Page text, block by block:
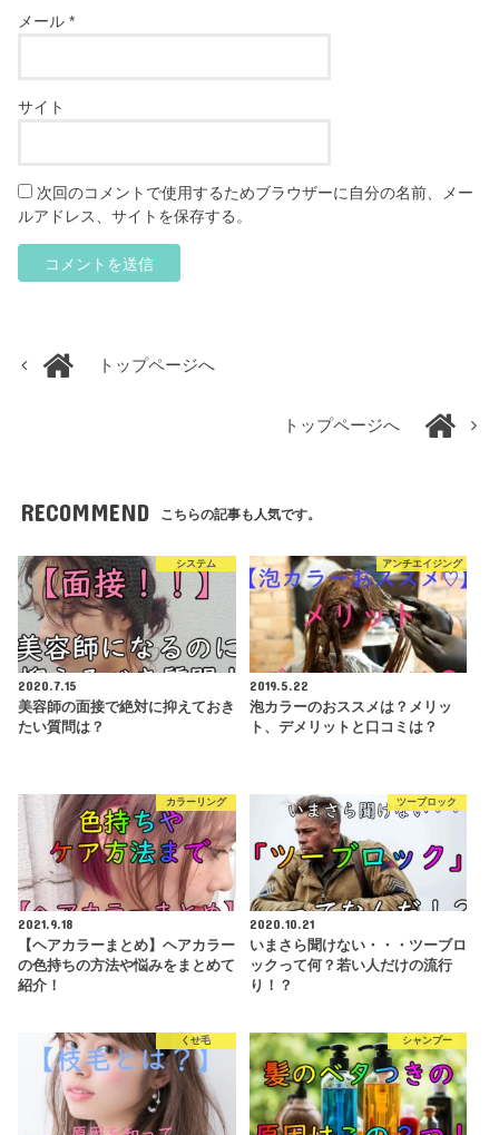
メール*
サイト
次回のコメントで使用するためブラウザーに自分の名前、メー
ルアドレス、サイトを保存する。
トップページへ
トップページへ
RECOMMEND こちらの記事も人気です。
システム
2020.7.15
美容師の面接で絶対に抑えておき
たい質問は？
アンチエイジング
2019.5.22
泡カラーのおススメは？メリッ
ト、デメリットと口コミは？
カラーリング
2021.9.18
【ヘアカラーまとめ】ヘアカラー
の色持ちの方法や悩みをまとめて
紹介！
ツーブロック
2020.10.21
いまさら聞けない・・・ツーブロ
ックって何？若い人だけの流行
り！？
くせ毛 シャンプー